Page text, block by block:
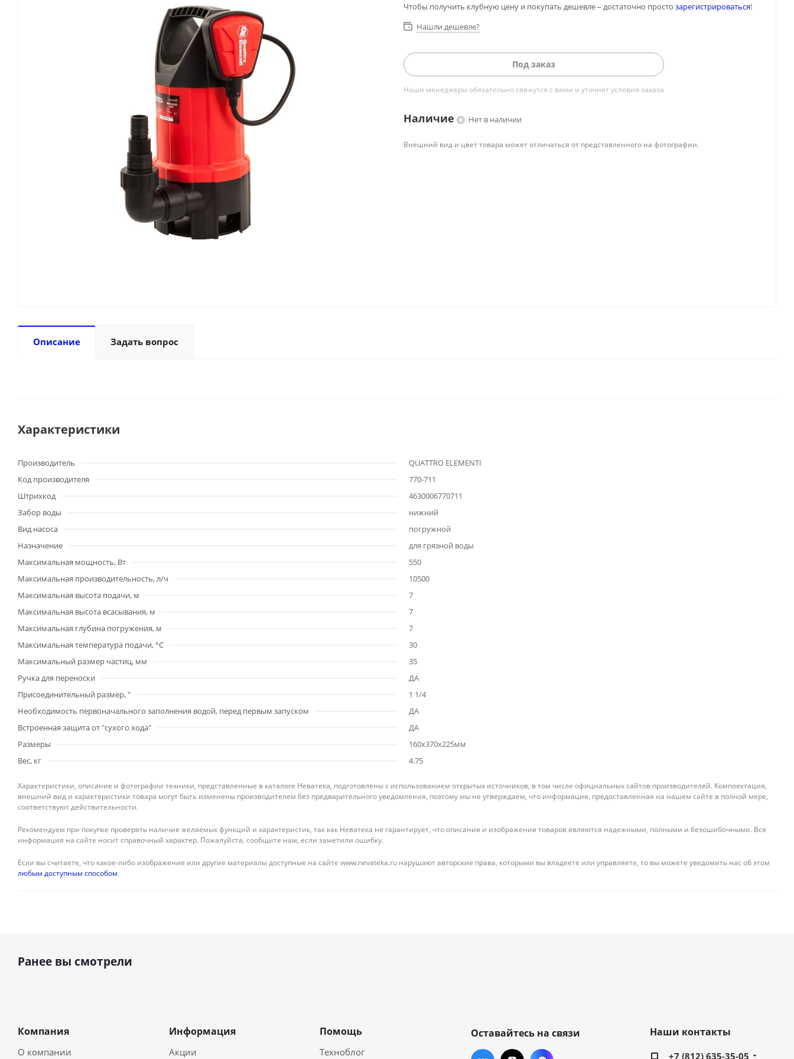
Чтобы получить клубную цену и покупать дешевле – достаточно просто зарегистрироваться!
Нашли дешевле?
Под заказ
Наши менеджеры обязательно свяжутся с вами и уточнят условия заказа
Наличие Нет в наличии
Внешний вид и цвет товара может отличаться от представленного на фотографии.
Описание Задать вопрос
Характеристики
Производитель
QUATTRO ELEMENTI
Код производителя
770-711
Штрихкод
4630006770711
Забор воды
нижний
Вид насоса
погружной
Назначение
для грязной воды
Максимальная мощность, Вт
550
Максимальная производительность, л/ч
10500
Максимальная высота подачи, м
7
Максимальная высота всасывания, м
7
Максимальная глубина погружения, м
7
Максимальная температура подачи, °С
30
Максимальный размер частиц, мм
35
Ручка для переноски
ДА
Присоединительный размер, "
1 1/4
Необходимость первоначального заполнения водой, перед первым запуском
ДА
Встроенная защита от "сухого хода"
ДА
Размеры
160x370x225мм
Вес, кг
4.75
Характеристики, описание и фотографии техники, представленные в каталоге Неватека, подготовлены с использованием открытых источников, в том числе официальных сайтов производителей. Комплектация,
внешний вид и характеристики товара могут быть изменены производителем без предварительного уведомления, поэтому мы не утверждаем, что информация, предоставленная на нашем сайте в полной мере,
соответствуют действительности.
Рекомендуем при покупке проверять наличие желаемых функций и характеристик, так как Неватека не гарантирует, что описания и изображения товаров являются надежными, полными и безошибочными. Вся
информация на сайте носит справочный характер. Пожалуйста, сообщите нам, если заметили ошибку.
Если вы считаете, что какое-либо изображение или другие материалы доступные на сайте www.nevateka.ru нарушают авторские права, которыми вы владеете или управляете, то вы можете уведомить нас об этом
любым доступным способом.
Ранее вы смотрели
Компания
О компании
Информация
Акции
Помощь
Техноблог
Оставайтесь на связи Наши контакты
+7 (812) 635-35-05